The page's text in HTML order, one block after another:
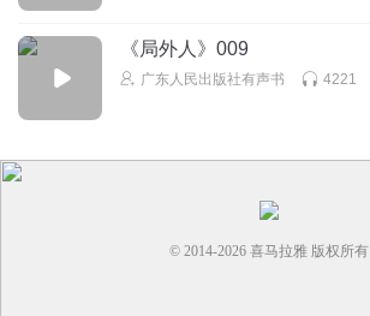
《局外人》009
广东人民出版社有声书 4221
© 2014-2026 喜马拉雅 版权所有